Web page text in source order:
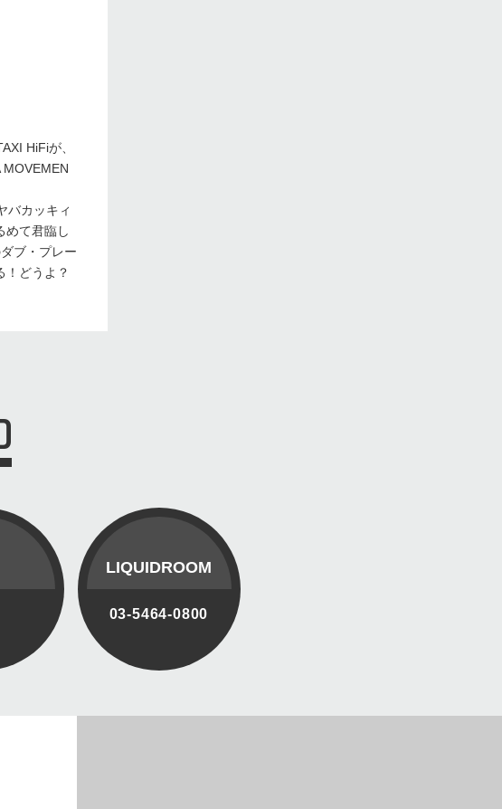
HiFiが、
バカッキィ
めて君臨し
ブ・プレー
！どうよ？
LIQUIDROOM
03-5464-0800